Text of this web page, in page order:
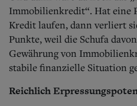
Immobilienkredit“. Hat eine
Kredit laufen, dann verliert
Punkte, weil die Schufa
Gewährung von
stabile finanzielle Situation
Reichlich